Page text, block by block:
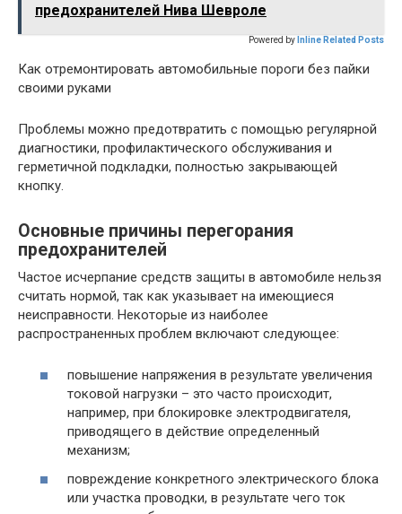
предохранителей Нива Шевроле
Powered by Inline Related Posts
Как отремонтировать автомобильные пороги без пайки
своими руками
Проблемы можно предотвратить с помощью регулярной
диагностики, профилактического обслуживания и
герметичной подкладки, полностью закрывающей
кнопку.
Основные причины перегорания
предохранителей
Частое исчерпание средств защиты в автомобиле нельзя
считать нормой, так как указывает на имеющиеся
неисправности. Некоторые из наиболее
распространенных проблем включают следующее:
повышение напряжения в результате увеличения
токовой нагрузки – это часто происходит,
например, при блокировке электродвигателя,
приводящего в действие определенный
механизм;
повреждение конкретного электрического блока
или участка проводки, в результате чего ток